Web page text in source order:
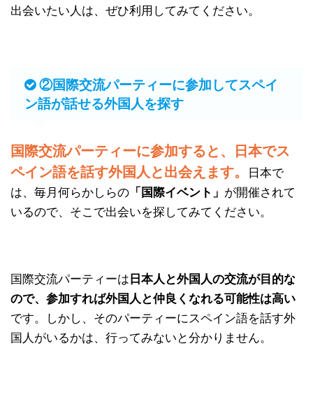
出会いたい人は、ぜひ利用してみてください。
②国際交流パーティーに参加してスペイ
ン語が話せる外国人を探す
国際交流パーティーに参加すると、日本でス
ペイン語を話す外国人と出会えます。
日本で
は、毎月何らかしらの 「国際イベント」 が開催されて
いるので、そこで出会いを探してみてください。
国際交流パーティーは 日本人と外国人の交流が目的な
ので、参加すれば外国人と仲良くなれる可能性は高い
です。しかし、そのパーティーにスペイン語を話す外
国人がいるかは、行ってみないと分かりません。